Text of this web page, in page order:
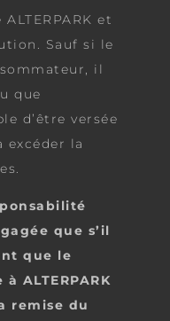
et
Sauf si le
il
que
d’être versée
excéder la
que s’il
que le
ALTERPARK
remise du